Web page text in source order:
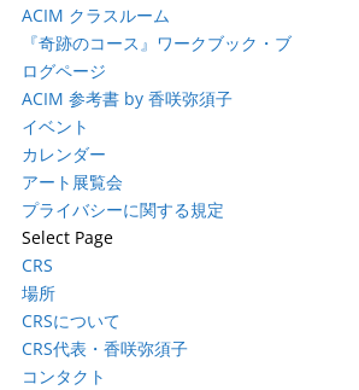
ACIM クラスルーム
『奇跡のコース』ワークブック・ブ
ログページ
ACIM 参考書 by 香咲弥須子
イベント
カレンダー
アート展覧会
プライバシーに関する規定
Select Page
CRS
場所
CRSについて
CRS代表・香咲弥須子
コンタクト